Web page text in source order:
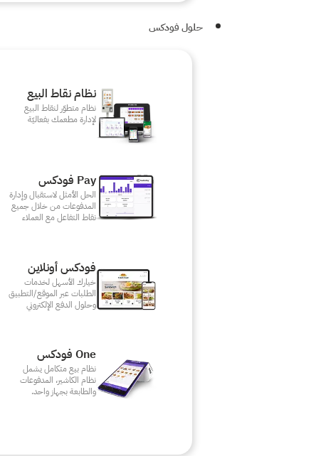
حلول فودكس
نظام نقاط البيع
نظام متطوّر لنقاط البيع
لإدارة مطعمك بفعاليّة
Pay فودكس
الحل الأمثل لاستقبال وإدارة
المدفوعات من خلال جميع
نقاط التفاعل مع العملاء
فودكس أونلاين
خيارك الأسهل لخدمات
الطلبات عبر الموقع/التطبيق
وحلول الدفع الإلكتروني
One فودكس
نظام بيع متكامل يشمل
نظام الكاشير، المدفوعات
والطابعة بجهاز واحد.